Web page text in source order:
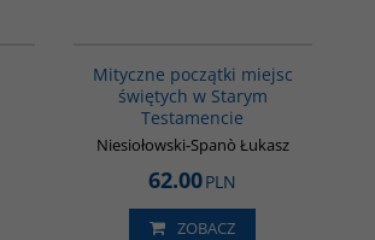
Mityczne początki miejsc
świętych w Starym
Testamencie
Niesiołowski-Spanò Łukasz
62.00PLN
ZOBACZ